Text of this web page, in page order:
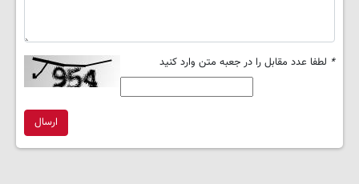
* لطفا عدد مقابل را در جعبه متن وارد کنید
ارسال